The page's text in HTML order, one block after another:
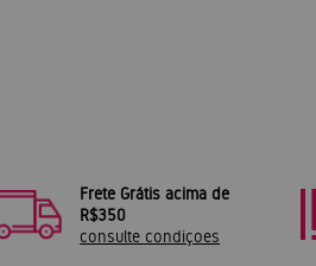
Frete Grátis acima de
R$350
consulte condiçoes